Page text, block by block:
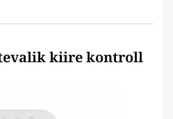
kiire kontroll